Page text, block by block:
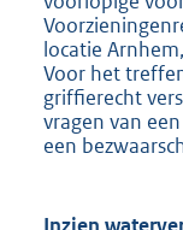
locatie
Voor het
griffierecht
vragen van
een